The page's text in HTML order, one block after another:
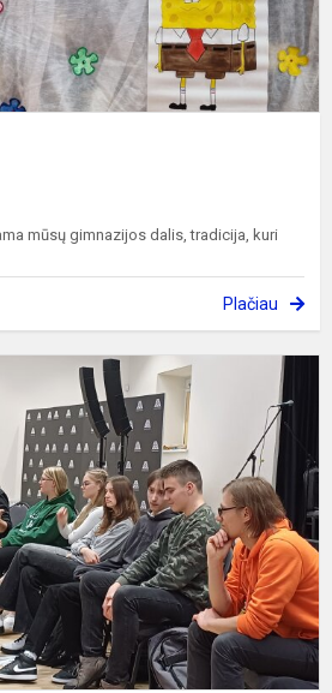
mūsų gimnazijos dalis, tradicija, kuri
Plačiau